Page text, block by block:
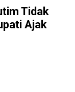
Tidak
Ajak